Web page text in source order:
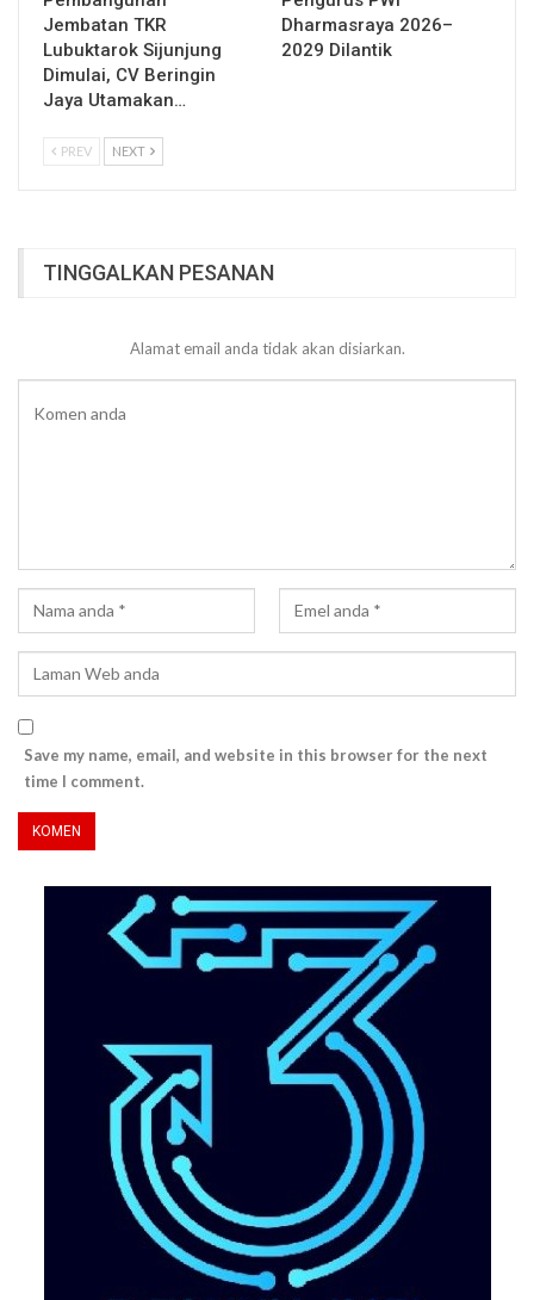
Jembatan TKR
Lubuktarok Sijunjung
Dimulai, CV Beringin
Jaya Utamakan…
Dharmasraya 2026–
2029 Dilantik
PREV NEXT
TINGGALKAN PESANAN
Alamat email anda tidak akan disiarkan.
Save my name, email, and website in this browser for the next
time I comment.